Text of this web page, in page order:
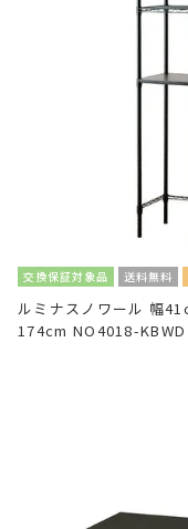
交換保証対象品 送料無料
ルミナスノワール 幅
174cm NO4018-KBWD